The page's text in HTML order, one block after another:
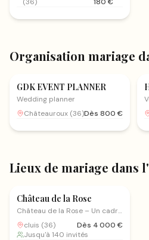
Organisation mariage
Organisation mariage
GDK EVENT PLANNER
Wedding planner
Châteauroux (36)Dès 800€
Lieux de mariage dans
Lieux de mariage
Château de la Rose
Château de la Rose – Un cadre
unique au Centre de la France
cluis (36) Dès 4 000€
Jusqu'à 140 invités